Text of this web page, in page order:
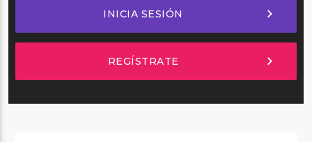
INICIA SESIÓN chevron_right
REGÍSTRATE chevron_right